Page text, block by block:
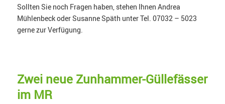
Sollten Sie noch Fragen haben, stehen Ihnen Andrea
Mühlenbeck oder Susanne Späth unter Tel. 07032 – 5023
gerne zur Verfügung.
Zwei neue Zunhammer-Güllefässer
im MR